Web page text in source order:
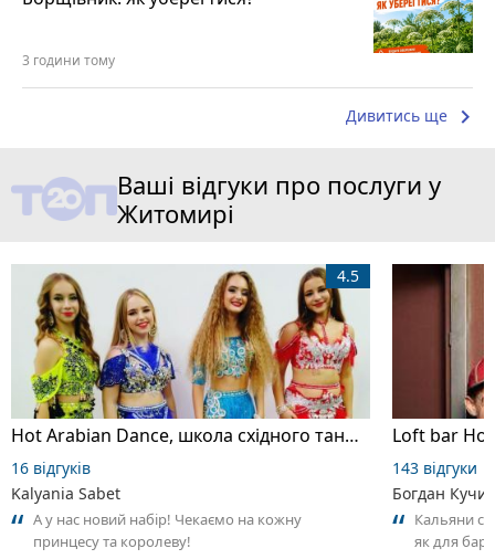
3 години тому
Дивитись ще keyboard_arrow_right
Ваші відгуки про послуги у
Житомирі
Hot Arabian Dance, школа східного танцю
4.5
16 відгуків
Kalyania Sabet
А у нас новий набір! Чекаємо на кожну
принцесу та королеву!
Loft bar
143 відгуки
Богдан
Кальяни
як для